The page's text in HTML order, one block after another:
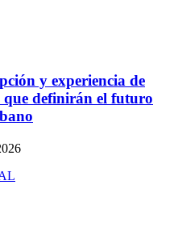
y experiencia de
que definirán el futuro